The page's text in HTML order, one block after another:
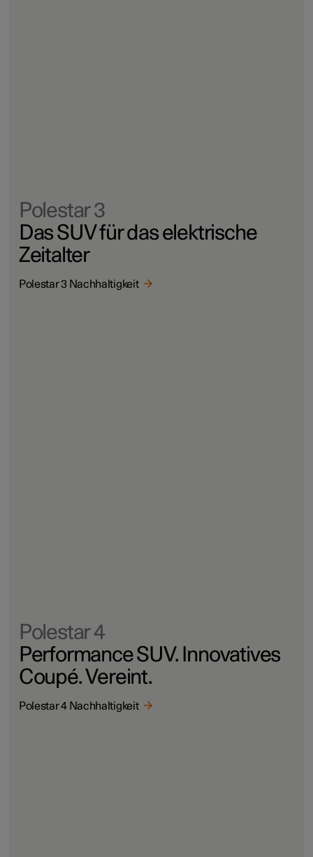
Polestar 3
Das SUV für das elektrische
Zeitalter
Polestar 3 Nachhaltigkeit
Polestar 4
Performance SUV. Innovatives
Coupé. Vereint.
Polestar 4 Nachhaltigkeit